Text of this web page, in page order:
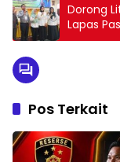
Dorong
Lapas
Pos Terkait